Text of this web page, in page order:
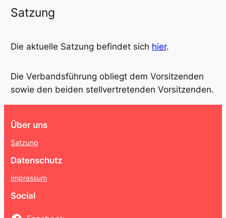
Satzung
Die aktuelle Satzung befindet sich hier.
Die Verbandsführung obliegt dem Vorsitzenden
sowie den beiden stellvertretenden Vorsitzenden.
Über uns
Satzung
Datenschutz
Impressum
Social